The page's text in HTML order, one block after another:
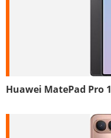
Huawei MatePad Pro